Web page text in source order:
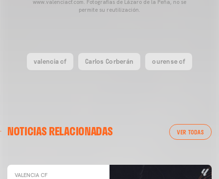
www.valenciacf.com. Fotografías de Lázaro de la Peña, no se
permite su reutilización.
valencia cf Carlos Corberán ourense cf
NOTICIAS RELACIONADAS VER TODAS
ENTRENAMIENTO DEL VALENCIA CF 04/03/26
VALENCIA CF